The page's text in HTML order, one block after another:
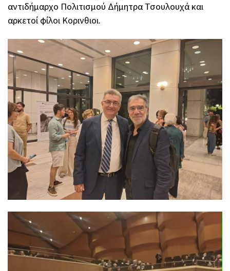
αντιδήμαρχο Πολιτισμού Δήμητρα Τσουλουχά και
αρκετοί φίλοι Κορινθιοι.